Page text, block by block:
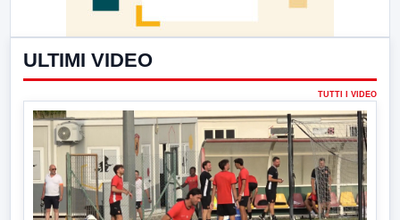
ULTIMI VIDEO
TUTTI I VIDEO